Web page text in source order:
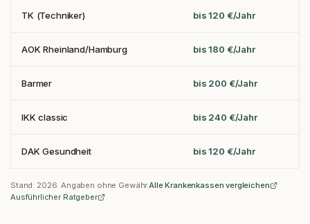
TK (Techniker) bis 120 €/Jahr
AOK Rheinland/Hamburg bis 180 €/Jahr
Barmer bis 200 €/Jahr
IKK classic bis 240 €/Jahr
DAK Gesundheit bis 120 €/Jahr
Stand: 2026. Angaben ohne Gewähr.Alle Krankenkassen vergleichen
Ausführlicher Ratgeber